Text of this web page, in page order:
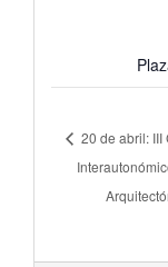
20 de abril: III